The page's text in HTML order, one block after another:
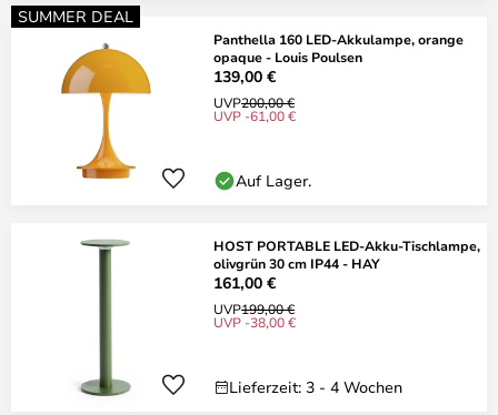
SUMMER DEAL
Panthella 160 LED-Akkulampe, orange
opaque - Louis Poulsen
139,00 €
UVP200,00 €
UVP -61,00 €
Auf Lager.
HOST PORTABLE LED-Akku-Tischlampe,
olivgrün 30 cm IP44 - HAY
161,00 €
UVP199,00 €
UVP -38,00 €
Lieferzeit: 3 - 4 Wochen